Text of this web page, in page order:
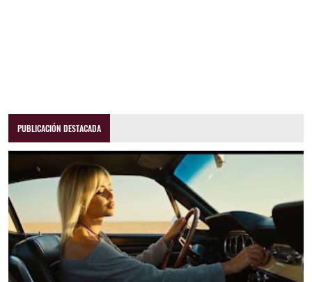
PUBLICACIÓN DESTACADA